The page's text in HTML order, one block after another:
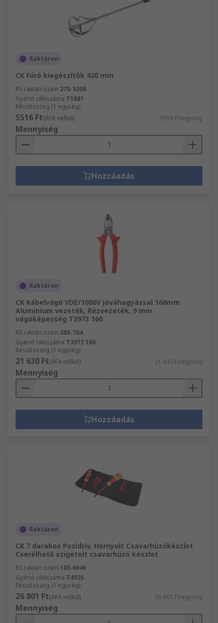
Raktáron
CK Fúró kiegészítők 420 mm
RS raktári szám 275-5208
Gyártó cikkszáma T1881
Részösszeg (1 egység)
5516 Ft(ÁFA nélkül) 5516 Ft/egység
Mennyiség
Hozzáadás
Raktáron
CK Kábelvágó VDE/1000V jóváhagyással 160mm
Alumínium vezeték, Rézvezeték, 9 mm
vágóképesség T3973 160
RS raktári szám 288-704
Gyártó cikkszáma T3973 160
Részösszeg (1 egység)
21 630 Ft(ÁFA nélkül) 21 630 Ft/egység
Mennyiség
Hozzáadás
Raktáron
CK 7 darabos Pozidriv, Hornyolt Csavarhúzókészlet
Cserélhető szigetelt csavarhúzó készlet
RS raktári szám 185-6046
Gyártó cikkszáma T4925
Részösszeg (1 egység)
26 801 Ft(ÁFA nélkül) 26 801 Ft/egység
Mennyiség